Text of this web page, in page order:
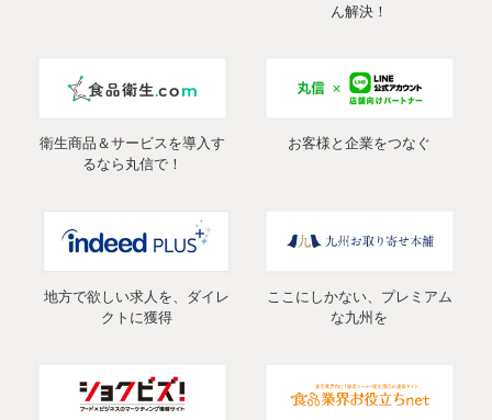
ん解決！
衛生商品＆サービスを導入す
るなら丸信で！
お客様と企業をつなぐ
地方で欲しい求人を、ダイレ
クトに獲得
ここにしかない、プレミアム
な九州を